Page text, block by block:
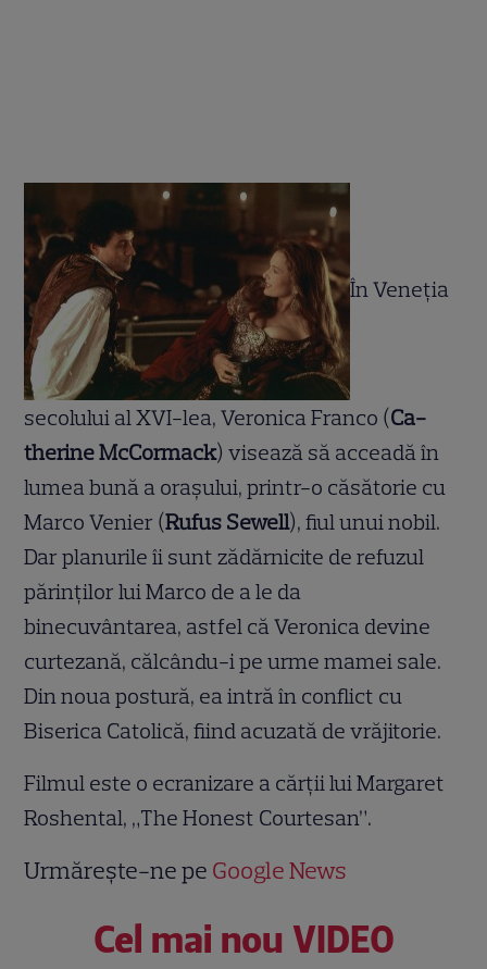
În Veneţia
secolului al XVI-lea, Veronica Franco (Ca­
therine McCormack) visează să acceadă în
lumea bună a oraşului, printr-o căsătorie cu
Marco Venier (Rufus Sewell), fiul unui nobil.
Dar planurile îi sunt zădărnicite de refuzul
părinţilor lui Marco de a le da
binecuvântarea, astfel că Veronica devine
curtezană, călcându-i pe urme mamei sale.
Din noua postură, ea intră în conflict cu
Biserica Catolică, fiind acuzată de vrăjitorie.
Filmul este o ecranizare a cărţii lui Margaret
Roshental, „The Honest Courtesan”.
Urmărește-ne pe Google News
Cel mai nou VIDEO